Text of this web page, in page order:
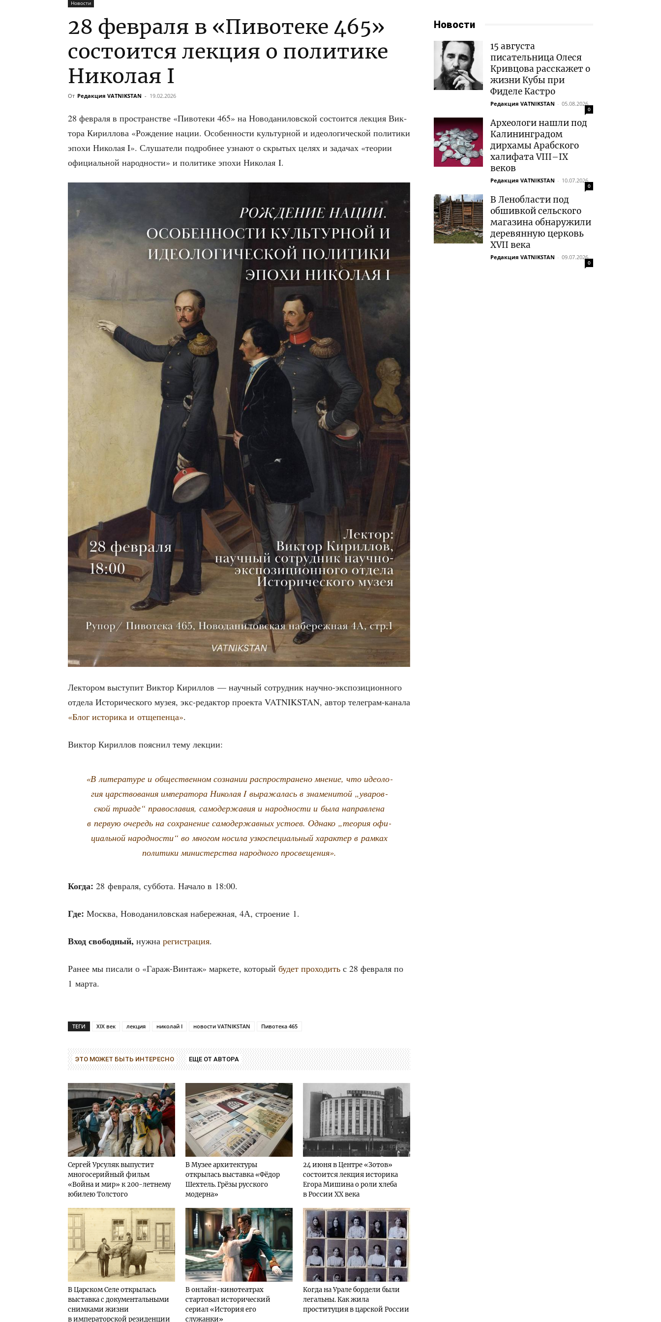
Новости
28 февраля в «Пивотеке 465»
состоится лекция о политике
Николая I
От Редакция VATNIKSTAN - 19.02.2026
28 фев­ра­ля в про­стран­стве «Пиво­те­ки 465» на Ново­да­ни­лов­ской состо­ит­ся лек­ция Вик­
то­ра Кирил­ло­ва «Рож­де­ние нации. Осо­бен­но­сти куль­тур­ной и идео­ло­ги­че­ской поли­ти­ки
эпо­хи Нико­лая I». Слу­ша­те­ли подроб­нее узна­ют о скры­тых целях и зада­чах «тео­рии
офи­ци­аль­ной народ­но­сти» и поли­ти­ке эпо­хи Нико­лая I.
Лек­то­ром высту­пит Вик­тор Кирил­лов — науч­ный сотруд­ник науч­но-экс­по­зи­ци­он­но­го
отде­ла Исто­ри­че­ско­го музея, экс-редак­тор про­ек­та VATNIKSTAN, автор теле­грам-кана­ла
«Блог исто­ри­ка и отще­пен­ца».
Вик­тор Кирил­лов пояс­нил тему лекции:
«В лите­ра­ту­ре и обще­ствен­ном созна­нии рас­про­стра­не­но мне­ние, что идео­ло­
гия цар­ство­ва­ния импе­ра­то­ра Нико­лая I выра­жа­лась в зна­ме­ни­той „ува­ров­
ской три­а­де“ пра­во­сла­вия, само­дер­жа­вия и народ­но­сти и была направ­ле­на
в первую оче­редь на сохра­не­ние само­дер­жав­ных усто­ев. Одна­ко „тео­рия офи­
ци­аль­ной народ­но­сти“ во мно­гом носи­ла узко­спе­ци­аль­ный харак­тер в рам­ках
поли­ти­ки мини­стер­ства народ­но­го просвещения».
Когда: 28 фев­ра­ля, суб­бо­та. Нача­ло в 18:00.
Где: Москва, Ново­да­ни­лов­ская набе­реж­ная, 4А, стро­е­ние 1.
Вход сво­бод­ный, нуж­на реги­стра­ция.
Ранее мы писа­ли о «Гараж-Вин­таж» мар­ке­те, кото­рый будет про­хо­дить с 28 фев­ра­ля по
1 марта.
ТЕГИ XIX век лекция николай I новости VATNIKSTAN Пивотека 465
ЭТО МОЖЕТ БЫТЬ ИНТЕРЕСНО ЕЩЕ ОТ АВТОРА
Сергей Урсуляк выпустит
многосерийный фильм
«Война и мир» к 200-летнему
юбилею Толстого
В Музее архитектуры
открылась выставка «Фёдор
Шехтель. Грёзы русского
модерна»
24 июня в Центре «Зотов»
состоится лекция историка
Егора Мишина о роли хлеба
в России XX века
В Царском Селе открылась
выставка с документальными
снимками жизни
в императорской резиденции
В онлайн-кинотеатрах
стартовал исторический
сериал «История его
служанки»
Когда на Урале бордели были
легальны. Как жила
проституция в царской России
Новости
15 августа
писательница Олеся
Кривцова расскажет о
жизни Кубы при
Фиделе Кастро
Редакция VATNIKSTAN - 05.08.2026
0
Археологи нашли под
Калининградом
дирхамы Арабского
халифата VIII–IX
веков
Редакция VATNIKSTAN - 10.07.2026
0
В Ленобласти под
обшивкой сельского
магазина обнаружили
деревянную церковь
XVII века
Редакция VATNIKSTAN - 09.07.2026
0